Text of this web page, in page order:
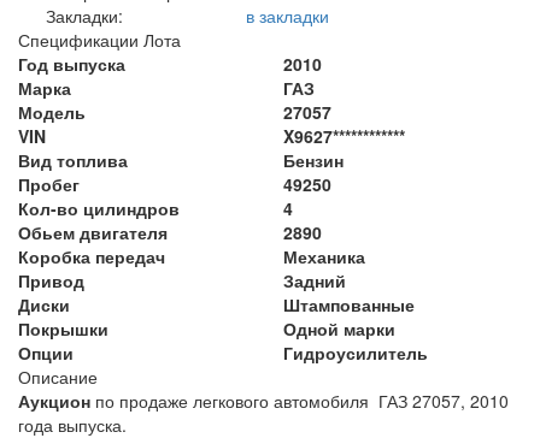
Закладки:
в закладки
Спецификации Лота
Год выпуска
2010
Марка
ГАЗ
Модель
27057
VIN
X9627************
Вид топлива
Бензин
Пробег
49250
Кол-во цилиндров
4
Обьем двигателя
2890
Коробка передач
Механика
Привод
Задний
Диски
Штампованные
Покрышки
Одной марки
Опции
Гидроусилитель
Описание
Аукцион по продаже легкового автомобиля ГАЗ 27057, 2010
года выпуска.